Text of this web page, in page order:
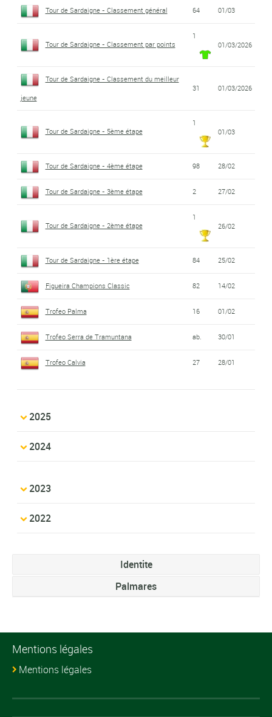
Tour de Sardaigne - Classement général 64 01/03
Tour de Sardaigne - Classement par points
1
01/03/2026
Tour de Sardaigne - Classement du meilleur
jeune
31 01/03/2026
Tour de Sardaigne - 5ème étape
1
01/03
Tour de Sardaigne - 4ème étape 98 28/02
Tour de Sardaigne - 3ème étape 2 27/02
Tour de Sardaigne - 2ème étape
1
26/02
Tour de Sardaigne - 1ère étape 84 25/02
Figueira Champions Classic 82 14/02
Trofeo Palma 16 01/02
Trofeo Serra de Tramuntana ab. 30/01
Trofeo Calvia 27 28/01
2025
2024
2023
2022
Identite
Palmares
Mentions légales
Mentions légales